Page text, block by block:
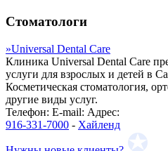
Стоматологи
»Universal Dental Care
Клиника Universal Dental Care
услуги для взрослых и детей в
Косметическая стоматология,
другие виды услуг.
Телефон: E-mail: Адрес:
916-331-7000 - Хайленд